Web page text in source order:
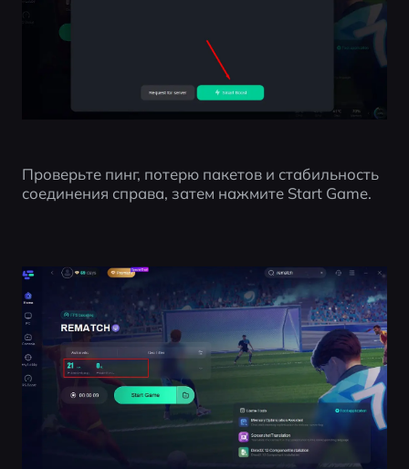
Проверьте пинг, потерю пакетов и стабильность
соединения справа, затем нажмите Start Game.